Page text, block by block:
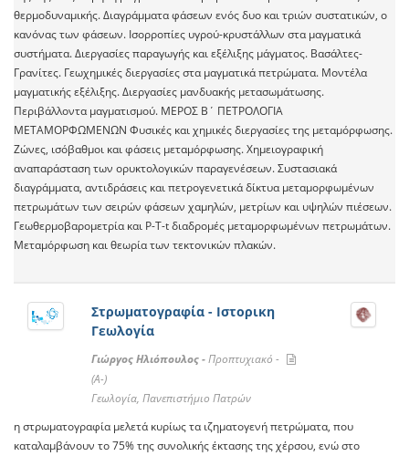
θερμοδυναμικής. Διαγράμματα φάσεων ενός δυο και τριών συστατικών, ο
κανόνας των φάσεων. Ισορροπίες υγρού-κρυστάλλων στα μαγματικά
συστήματα. Διεργασίες παραγωγής και εξέλιξης μάγματος. Βασάλτες-
Γρανίτες. Γεωχημικές διεργασίες στα μαγματικά πετρώματα. Μοντέλα
μαγματικής εξέλιξης. Διεργασίες μανδυακής μετασωμάτωσης.
Περιβάλλοντα μαγματισμού. ΜΕΡΟΣ Β΄ ΠΕΤΡΟΛΟΓΙΑ
ΜΕΤΑΜΟΡΦΩΜΕΝΩΝ Φυσικές και χημικές διεργασίες της μεταμόρφωσης.
Ζώνες, ισόβαθμοι και φάσεις μεταμόρφωσης. Χημειογραφική
αναπαράσταση των ορυκτολογικών παραγενέσεων. Συστασιακά
διαγράμματα, αντιδράσεις και πετρογενετικά δίκτυα μεταμορφωμένων
πετρωμάτων των σειρών φάσεων χαμηλών, μετρίων και υψηλών πιέσεων.
Γεωθερμοβαρομετρία και Ρ-Τ-t διαδρομές μεταμορφωμένων πετρωμάτων.
Μεταμόρφωση και θεωρία των τεκτονικών πλακών.
Στρωματογραφία - Ιστορικη
Γεωλογία
Γιώργος Ηλιόπουλος -Προπτυχιακό -
(A-)
Γεωλογία, Πανεπιστήμιο Πατρών
η στρωματογραφία μελετά κυρίως τα ιζηματογενή πετρώματα, που
καταλαμβάνουν το 75% της συνολικής έκτασης της χέρσου, ενώ στο